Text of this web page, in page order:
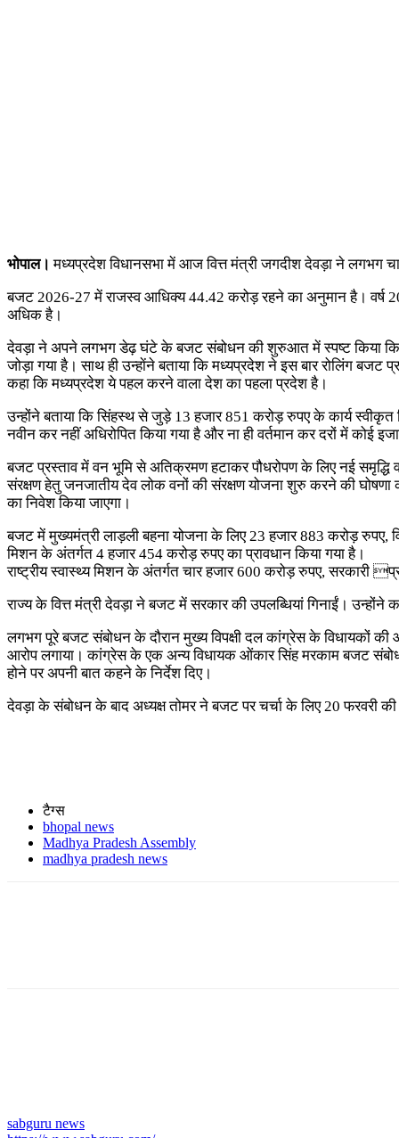
भोपाल। मध्यप्रदेश विधानसभा में आज वित्त मंत्री जगदीश देवड़ा ने लगभग
बजट 2026-27 में राजस्व आधिक्य 44.42 करोड़ रहने का अनुमान है। वर्ष
अधिक है।
देवड़ा ने अपने लगभग डेढ़ घंटे के बजट संबोधन की शुरुआत में स्पष्ट किया कि
जोड़ा गया है। साथ ही उन्हाेंने बताया कि मध्यप्रदेश ने इस बार रोलिंग
कहा कि मध्यप्रदेश ये पहल करने वाला देश का पहला प्रदेश है।
उन्होंने बताया कि सिंहस्थ से जुड़े 13 हजार 851 करोड़ रुपए के कार्य
नवीन कर नहीं अधिरोपित किया गया है और ना ही वर्तमान कर दरों में कोई
बजट प्रस्ताव में वन भूमि से अतिक्रमण हटाकर पौधरोपण के लिए नई
संरक्षण हेतु जनजातीय देव लोक वनों की संरक्षण योजना शुरु करने की घोषणा
का निवेश किया जाएगा।
बजट में मुख्यमंत्री लाड़ली बहना योजना के लिए 23 हजार 883 करोड़
मिशन के अंतर्गत 4 हजार 454 करोड़ रुपए का प्रावधान किया गया है।
राष्ट्रीय स्वास्थ्य मिशन के अंतर्गत चार हजार 600 करोड़ रुपए, सरकारी
राज्य के वित्त मंत्री देवड़ा ने बजट में सरकार की उपलब्धियां गिनाईं।
लगभग पूरे बजट संबोधन के दौरान मुख्य विपक्षी दल कांग्रेस के विधायकों की
आरोप लगाया। कांग्रेस के एक अन्य विधायक ओंकार सिंह मरकाम बजट
होने पर अपनी बात कहने के निर्देश दिए।
देवड़ा के संबोधन के बाद अध्यक्ष तोमर ने बजट पर चर्चा के लिए 20 फरवरी
टैग्स
bhopal news
Madhya Pradesh Assembly
madhya pradesh news
sabguru news